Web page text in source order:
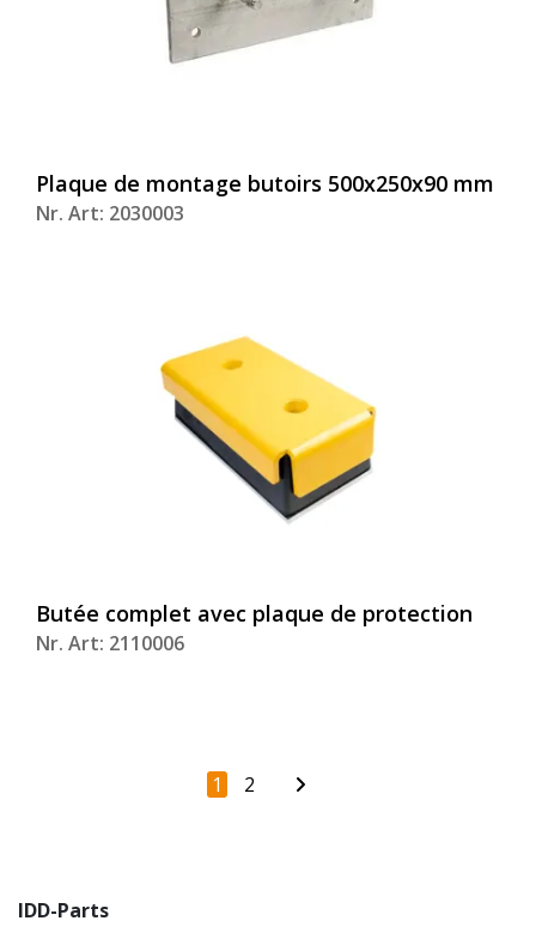
Plaque de montage butoirs 500x250x90 mm
Nr. Art: 2030003
Butée complet avec plaque de protection
Nr. Art: 2110006
1 2
IDD-Parts